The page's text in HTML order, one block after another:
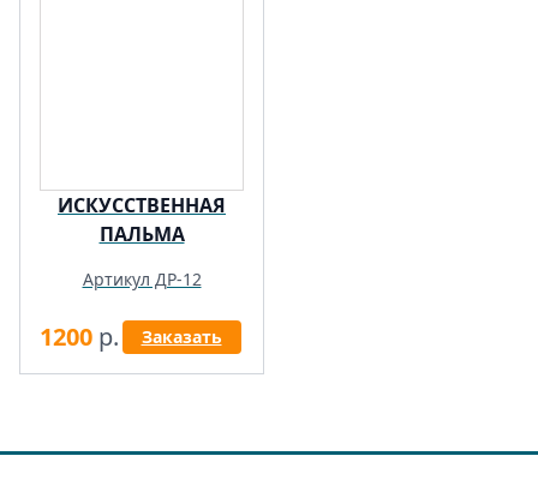
ИСКУССТВЕННАЯ
ПАЛЬМА
Артикул ДР-12
1200 р. Заказать